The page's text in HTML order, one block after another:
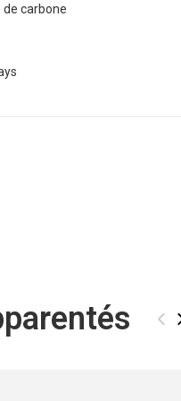
de carbone
‹